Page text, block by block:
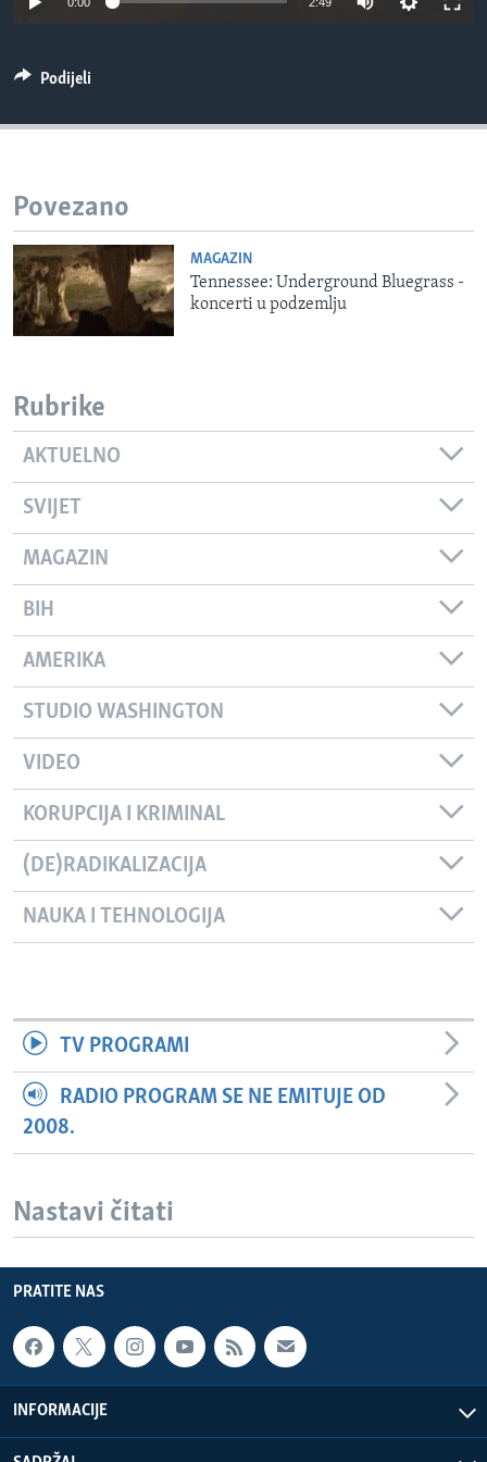
Jezici
Podijeli
Povezano
MAGAZIN
Tennessee: Underground Bluegrass -
koncerti u podzemlju
Rubrike
AKTUELNO
SVIJET
MAGAZIN
BIH
AMERIKA
STUDIO WASHINGTON
VIDEO
KORUPCIJA I KRIMINAL
(DE)RADIKALIZACIJA
NAUKA I TEHNOLOGIJA
TV PROGRAMI
RADIO PROGRAM SE NE EMITUJE OD
2008.
Nastavi čitati
PRATITE NAS
INFORMACIJE